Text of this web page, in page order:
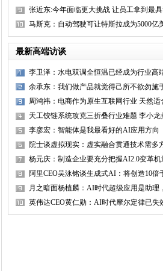
具战略
张近东:今年面临更大挑战 让员工拿到最
力薪酬
马斯克：自动驾驶可让特斯拉成为5000亿
公司
最新高端访谈
李卫泽：水电双调全恒温已经成为行业高
标配
余承东：我们做产品就觉得己所不欲勿施
周鸿祎：电商作为原生互联网行业 天然适
模型
天工铰链系统攻克三折叠行业难题 李小龙
华为
李彦宏：智能体是我最看好的AI应用方向
院士谈虚拟现实：虚实融合贯通技术需多
持
杨元庆：制造企业要充分把握AI2.0变革机
阿里CEO吴泳铭谈生成式AI：将创造10倍
联网的
月之暗面杨植麟：AI时代超级应用是助理
来5到
英伟达CEO黄仁勋：AI时代摩尔定律已失
速计